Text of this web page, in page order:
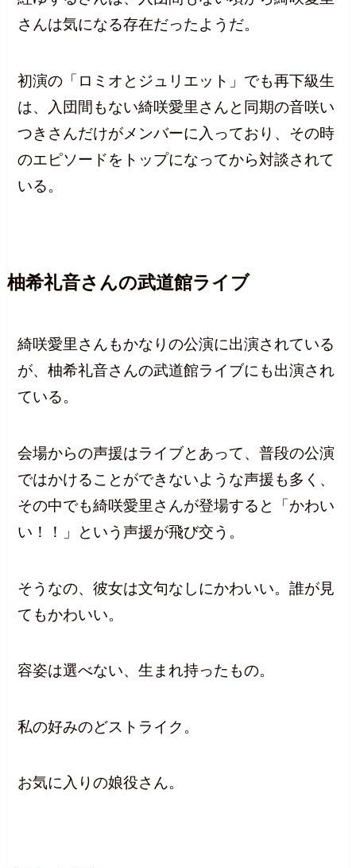
さんは気になる存在だったようだ。
初演の「ロミオとジュリエット」でも再下級生
は、入団間もない綺咲愛里さんと同期の音咲い
つきさんだけがメンバーに入っており、その時
のエピソードをトップになってから対談されて
いる。
柚希礼音さんの武道館ライブ
綺咲愛里さんもかなりの公演に出演されている
が、柚希礼音さんの武道館ライブにも出演され
ている。
会場からの声援はライブとあって、普段の公演
ではかけることができないような声援も多く、
その中でも綺咲愛里さんが登場すると「かわい
い！！」という声援が飛び交う。
そうなの、彼女は文句なしにかわいい。誰が見
てもかわいい。
容姿は選べない、生まれ持ったもの。
私の好みのどストライク。
お気に入りの娘役さん。